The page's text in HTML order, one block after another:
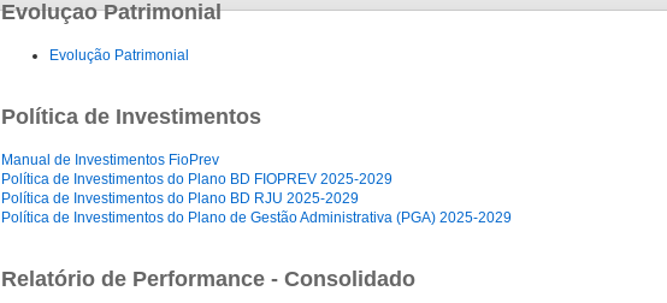
Evoluçao Patrimonial
Evolução Patrimonial
Política de Investimentos
Manual de Investimentos FioPrev
Política de Investimentos do Plano BD FIOPREV 2025-2029
Política de Investimentos do Plano BD RJU 2025-2029
Política de Investimentos do Plano de Gestão Administrativa (PGA) 2025-2029
Relatório de Performance - Consolidado